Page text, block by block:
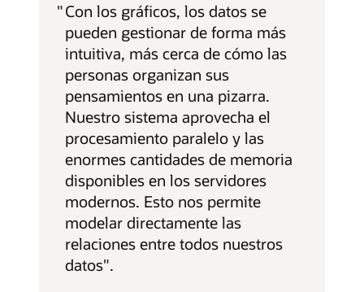
"Con los gráficos, los datos se
pueden gestionar de forma más
intuitiva, más cerca de cómo las
personas organizan sus
pensamientos en una pizarra.
Nuestro sistema aprovecha el
procesamiento paralelo y las
enormes cantidades de memoria
disponibles en los servidores
modernos. Esto nos permite
modelar directamente las
relaciones entre todos nuestros
datos".